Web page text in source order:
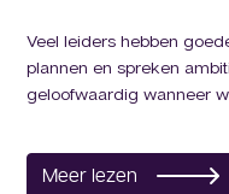
Veel leiders hebben
plannen en spreken
geloofwaardig wanneer
Meer lezen